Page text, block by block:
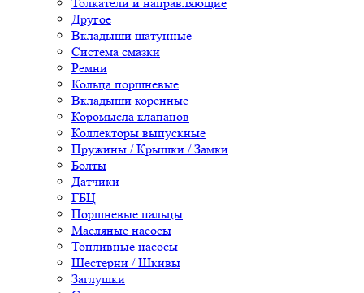
Другое
Вкладыши шатунные
Система смазки
Ремни
Кольца поршневые
Вкладыши коренные
Коромысла клапанов
Коллекторы выпускные
Пружины / Крышки / Замки
Болты
Датчики
ГБЦ
Поршневые пальцы
Масляные насосы
Топливные насосы
Шестерни / Шкивы
Заглушки